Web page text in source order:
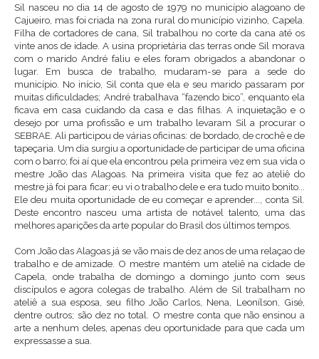
Sil nasceu no dia 14 de agosto de 1979 no município alagoano de
Cajueiro, mas foi criada na zona rural do município vizinho, Capela.
Filha de cortadores de cana, Sil trabalhou no corte da cana até os
vinte anos de idade. A usina proprietária das terras onde Sil morava
com o marido André faliu e eles foram obrigados a abandonar o
lugar. Em busca de trabalho, mudaram-se para a sede do
município. No início, Sil conta que ela e seu marido passaram por
muitas dificuldades; André trabalhava “fazendo bico”, enquanto ela
ficava em casa cuidando da casa e das filhas. A inquietação e o
desejo por uma profissão e um trabalho levaram Sil a procurar o
SEBRAE. Ali participou de várias oficinas: de bordado, de crochê e de
tapeçaria. Um dia surgiu a oportunidade de participar de uma oficina
com o barro; foi aí que ela encontrou pela primeira vez em sua vida o
mestre João das Alagoas. Na primeira visita que fez ao ateliê do
mestre já foi para ficar; eu vi o trabalho dele e era tudo muito bonito...
Ele deu muita oportunidade de eu começar e aprender..., conta Sil.
Deste encontro nasceu uma artista de notável talento, uma das
melhores aparições da arte popular do Brasil dos últimos tempos.
Com João das Alagoas já se vão mais de dez anos de uma relaçao de
trabalho e de amizade. O mestre mantém um ateliê na cidade de
Capela, onde trabalha de domingo a domingo junto com seus
discípulos e agora colegas de trabalho. Além de Sil trabalham no
ateliê a sua esposa, seu filho João Carlos, Nena, Leonílson, Gisé,
dentre outros; são dez no total. O mestre conta que não ensinou a
arte a nenhum deles, apenas deu oportunidade para que cada um
expressasse a sua.